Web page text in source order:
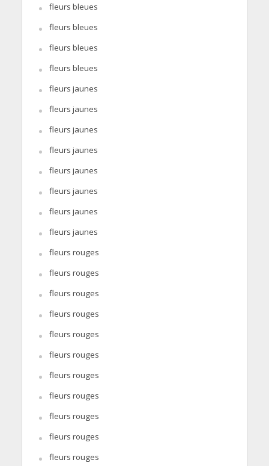
fleurs bleues
fleurs bleues
fleurs bleues
fleurs bleues
fleurs jaunes
fleurs jaunes
fleurs jaunes
fleurs jaunes
fleurs jaunes
fleurs jaunes
fleurs jaunes
fleurs jaunes
fleurs rouges
fleurs rouges
fleurs rouges
fleurs rouges
fleurs rouges
fleurs rouges
fleurs rouges
fleurs rouges
fleurs rouges
fleurs rouges
fleurs rouges